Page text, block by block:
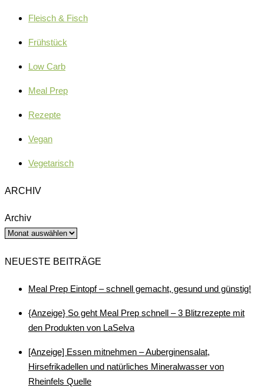
Fleisch & Fisch
Frühstück
Low Carb
Meal Prep
Rezepte
Vegan
Vegetarisch
ARCHIV
Archiv
NEUESTE BEITRÄGE
Meal Prep Eintopf – schnell gemacht, gesund und günstig!
{Anzeige} So geht Meal Prep schnell – 3 Blitzrezepte mit
den Produkten von LaSelva
[Anzeige] Essen mitnehmen – Auberginensalat,
Hirsefrikadellen und natürliches Mineralwasser von
Rheinfels Quelle